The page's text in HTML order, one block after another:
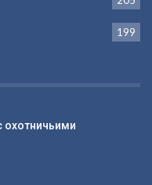
199
охотничьими